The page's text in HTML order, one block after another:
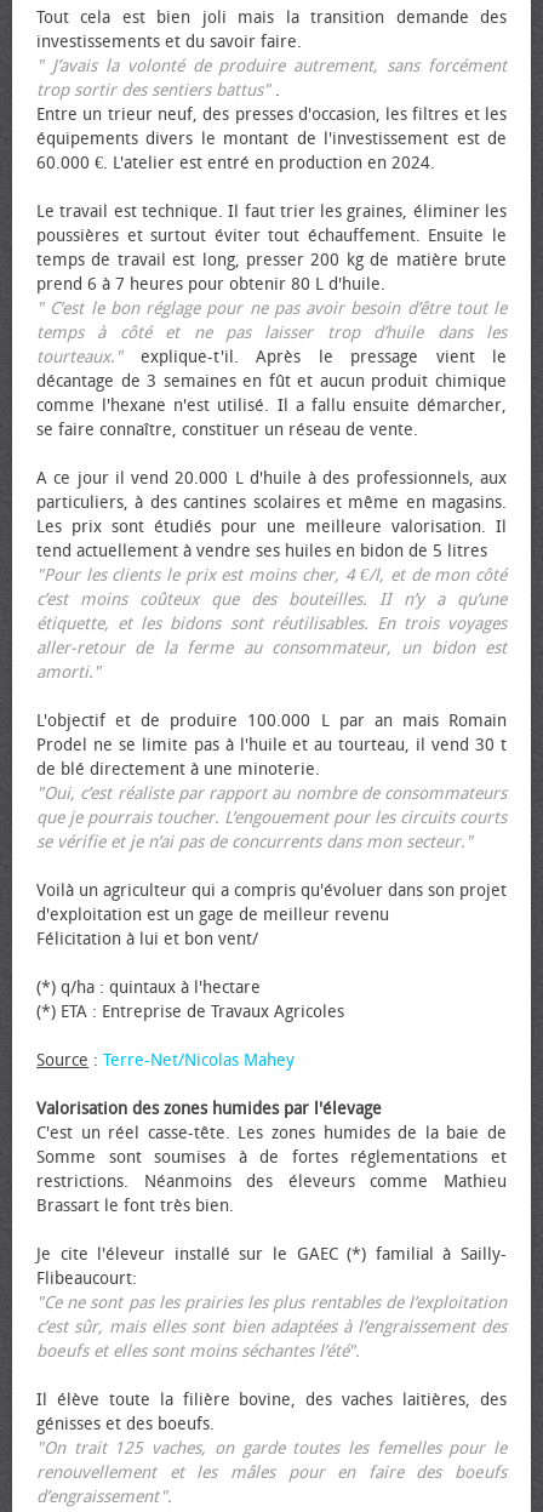
Tout cela est bien joli mais la transition demande des
investissements et du savoir faire.
" J’avais la volonté de produire autrement, sans forcément
trop sortir des sentiers battus".
Entre un trieur neuf, des presses d'occasion, les filtres et les
équipements divers le montant de l'investissement est de
60.000 €. L'atelier est entré en production en 2024.
Le travail est technique. Il faut trier les graines, éliminer les
poussières et surtout éviter tout échauffement. Ensuite le
temps de travail est long, presser 200 kg de matière brute
prend 6 à 7 heures pour obtenir 80 L d'huile.
" C’est le bon réglage pour ne pas avoir besoin d’être tout le
temps à côté et ne pas laisser trop d’huile dans les
tourteaux."explique-t'il. Après le pressage vient le
décantage de 3 semaines en fût et aucun produit chimique
comme l'hexane n'est utilisé. Il a fallu ensuite démarcher,
se faire connaître, constituer un réseau de vente.
A ce jour il vend 20.000 L d'huile à des professionnels, aux
particuliers, à des cantines scolaires et même en magasins.
Les prix sont étudiés pour une meilleure valorisation. Il
tend actuellement à vendre ses huiles en bidon de 5 litres
"Pour les clients le prix est moins cher, 4 €/l, et de mon côté
c’est moins coûteux que des bouteilles. II n’y a qu’une
étiquette, et les bidons sont réutilisables. En trois voyages
aller-retour de la ferme au consommateur, un bidon est
amorti."
L'objectif et de produire 100.000 L par an mais Romain
Prodel ne se limite pas à l'huile et au tourteau, il vend 30 t
de blé directement à une minoterie.
"Oui, c’est réaliste par rapport au nombre de consommateurs
que je pourrais toucher. L’engouement pour les circuits courts
se vérifie et je n’ai pas de concurrents dans mon secteur."
Voilà un agriculteur qui a compris qu'évoluer dans son projet
d'exploitation est un gage de meilleur revenu
Félicitation à lui et bon vent/
(*) q/ha : quintaux à l'hectare
(*) ETA : Entreprise de Travaux Agricoles
Source : Terre-Net/Nicolas Mahey
Valorisation des zones humides par l'élevage
C'est un réel casse-tête. Les zones humides de la baie de
Somme sont soumises à de fortes réglementations et
restrictions. Néanmoins des éleveurs comme Mathieu
Brassart le font très bien.
Je cite l'éleveur installé sur le GAEC (*) familial à Sailly-
Flibeaucourt:
"Ce ne sont pas les prairies les plus rentables de l’exploitation
c’est sûr, mais elles sont bien adaptées à l’engraissement des
bœufs et elles sont moins séchantes l’été".
Il élève toute la filière bovine, des vaches laitières, des
génisses et des bœufs.
"On trait 125 vaches, on garde toutes les femelles pour le
renouvellement et les mâles pour en faire des bœufs
d’engraissement".